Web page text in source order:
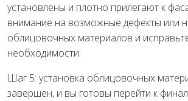
установлены и плотно прилегают к
внимание на возможные дефекты или
облицовочных материалов и
необходимости.
Шаг 5: установка облицовочных
завершен, и вы готовы перейти к